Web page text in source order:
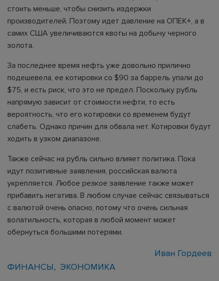
стоить меньше, чтобы снизить издержки
производителей. Поэтому идет давление на ОПЕК+, а в
самих США увеличиваются квоты на добычу черного
золота.
За последнее время нефть уже довольно прилично
подешевела, ее котировки со $90 за баррель упали до
$75, и есть риск, что это не предел. Поскольку рубль
напрямую зависит от стоимости нефти, то есть
вероятность, что его котировки со временем будут
слабеть. Однако причин для обвала нет. Котировки будут
ходить в узком диапазоне.
Также сейчас на рубль сильно влияет политика. Пока
идут позитивные заявления, российская валюта
укрепляется. Любое резкое заявление также может
прибавить негатива. В любом случае сейчас связываться
с валютой очень опасно, потому что очень сильная
волатильность, которая в любой момент может
обернуться большими потерями.
Иван Гордеев
ФИНАНСЫ
ЭКОНОМИКА